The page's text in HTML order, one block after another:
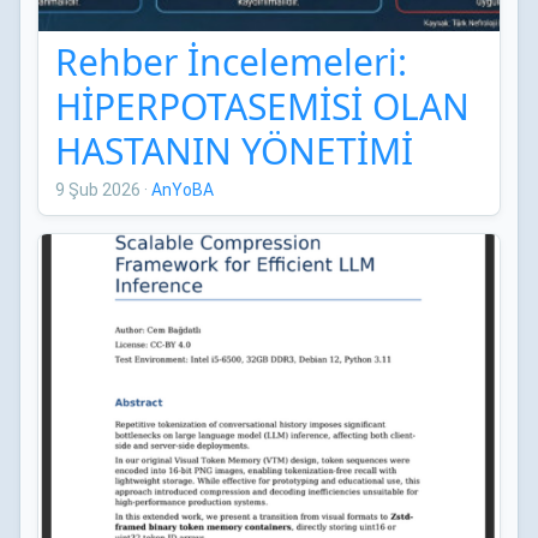
Rehber İncelemeleri:
HİPERPOTASEMİSİ OLAN
HASTANIN YÖNETİMİ
TÜRK NEFROLOJİ
DERNEĞİ UZMAN
GÖRÜŞÜ RAPORU
9 Şub 2026 · AnYoBA